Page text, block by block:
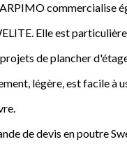
commercialise
Elle est
de plancher
légère, est facile à
de devis en poutre